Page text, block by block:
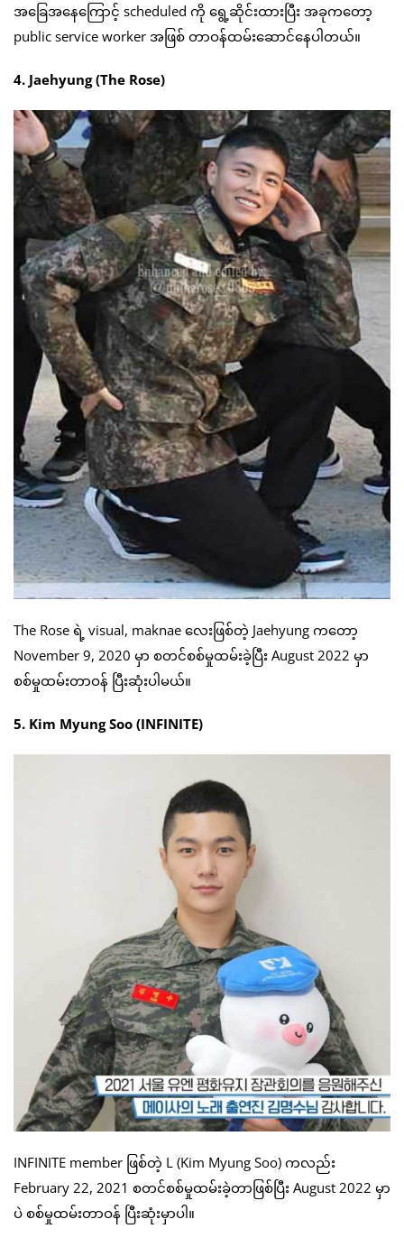
အခြေအနေကြောင့် scheduled ကို ရွေ့ဆိုင်းထားပြီး အခုကတော့
public service worker အဖြစ် တာဝန်ထမ်းဆောင်နေပါတယ်။
4. Jaehyung (The Rose)
The Rose ရဲ့ visual, maknae လေးဖြစ်တဲ့ Jaehyung ကတော့
November 9, 2020 မှာ စတင်စစ်မှုထမ်းခဲ့ပြီး August 2022 မှာ
စစ်မှုထမ်းတာဝန် ပြီးဆုံးပါမယ်။
5. Kim Myung Soo (INFINITE)
INFINITE member ဖြစ်တဲ့ L (Kim Myung Soo) ကလည်း
February 22, 2021 စတင်စစ်မှုထမ်းခဲ့တာဖြစ်ပြီး August 2022 မှာ
ပဲ စစ်မှုထမ်းတာဝန် ပြီးဆုံးမှာပါ။